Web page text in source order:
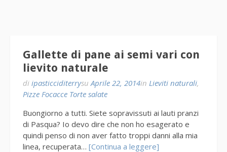
Gallette di pane ai semi vari con
lievito naturale
di ipasticciditerrysu Aprile 22, 2014in Lieviti naturali,
Pizze Focacce Torte salate
Buongiorno a tutti. Siete sopravissuti ai lauti pranzi
di Pasqua? Io devo dire che non ho esagerato e
quindi penso di non aver fatto troppi danni alla mia
linea, recuperata… [Continua a leggere]